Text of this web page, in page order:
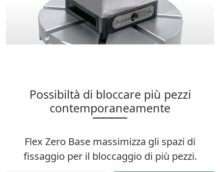
Possibiltà di bloccare più pezzi
contemporaneamente
Flex Zero Base massimizza gli spazi di
fissaggio per il bloccaggio di più pezzi.